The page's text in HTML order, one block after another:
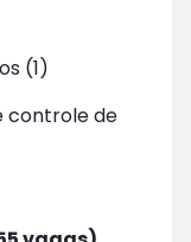
(1)
controle de